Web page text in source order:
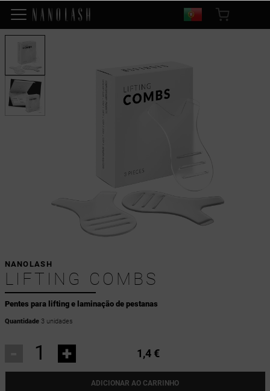
Pentes para lifting e laminação de pestanas
NANOLASH
LIFTING COMBS
Quantidade 3 unidades
+ 1,4 €
ADICIONAR AO CARRINHO